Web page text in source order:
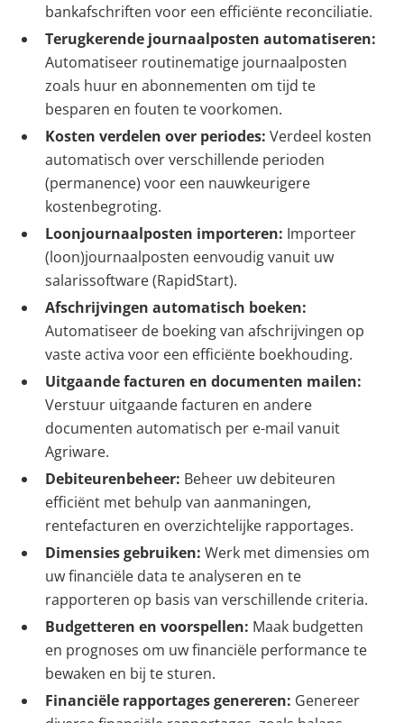
bankafschriften voor een efficiënte reconciliatie.
Terugkerende journaalposten automatiseren:
Automatiseer routinematige journaalposten
zoals huur en abonnementen om tijd te
besparen en fouten te voorkomen.
Kosten verdelen over periodes: Verdeel kosten
automatisch over verschillende perioden
(permanence) voor een nauwkeurigere
kostenbegroting.
Loonjournaalposten importeren: Importeer
(loon)journaalposten eenvoudig vanuit uw
salarissoftware (RapidStart).
Afschrijvingen automatisch boeken:
Automatiseer de boeking van afschrijvingen op
vaste activa voor een efficiënte boekhouding.
Uitgaande facturen en documenten mailen:
Verstuur uitgaande facturen en andere
documenten automatisch per e-mail vanuit
Agriware.
Debiteurenbeheer: Beheer uw debiteuren
efficiënt met behulp van aanmaningen,
rentefacturen en overzichtelijke rapportages.
Dimensies gebruiken: Werk met dimensies om
uw financiële data te analyseren en te
rapporteren op basis van verschillende criteria.
Budgetteren en voorspellen: Maak budgetten
en prognoses om uw financiële performance te
bewaken en bij te sturen.
Financiële rapportages genereren: Genereer